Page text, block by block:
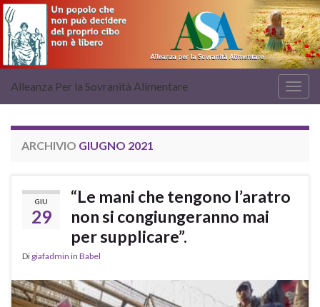
la
Alleanza Per la Sovranità Alimentare
ARCHIVIO GIUGNO 2021
GIU
29
“Le mani che tengono l’aratro
non si congiungeranno mai
per supplicare”.
Di giafadmin in Babel